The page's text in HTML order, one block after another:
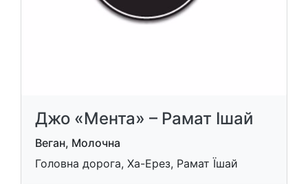
Джо «Мента» – Рамат Ішай
Веган, Молочна
Головна дорога, Ха-Ерез, Рамат Їшай